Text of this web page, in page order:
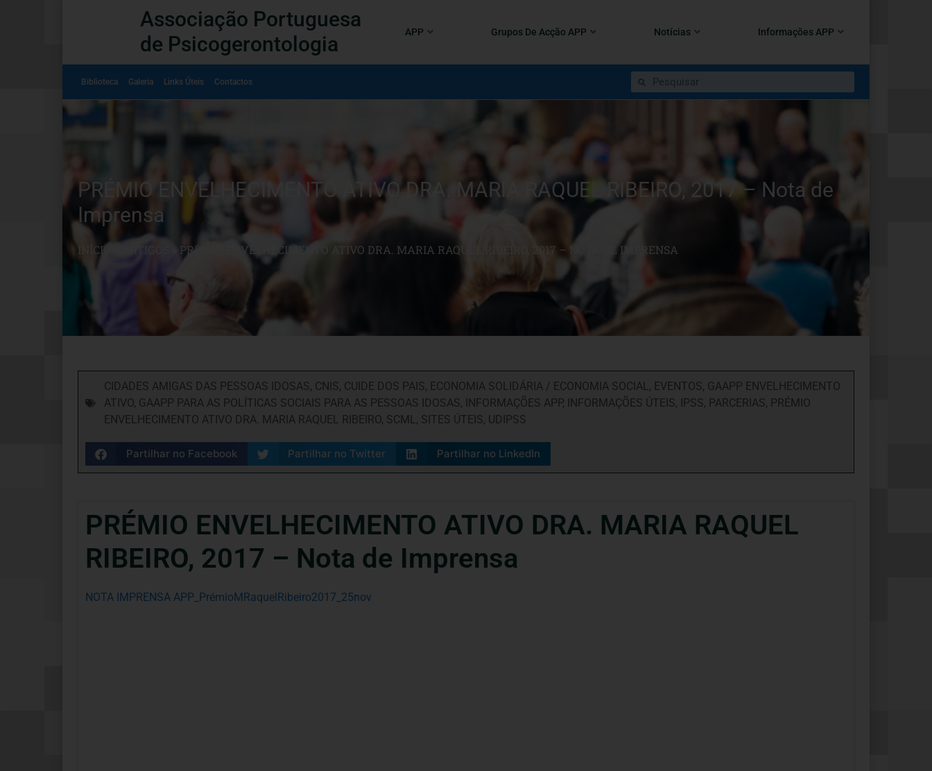
Associação Portuguesa
de Psicogerontologia
APP Grupos De Acção APP Notícias Informações APP
Biblioteca Galeria Links Úteis Contactos
PRÉMIO ENVELHECIMENTO ATIVO DRA. MARIA RAQUEL RIBEIRO, 2017 – Nota de
Imprensa
INÍCIO PRÉMIO ENVELHECIMENTO ATIVO DRA. MARIA RAQUEL RIBEIRO, 2017 – NOTA DE IMPRENSA
CIDADES AMIGAS DAS PESSOAS IDOSAS, CNIS, CUIDE DOS PAIS, ECONOMIA SOLIDÁRIA / ECONOMIA SOCIAL, EVENTOS, GAAPP ENVELHECIMENTO
ATIVO, GAAPP PARA AS POLÍTICAS SOCIAIS PARA AS PESSOAS IDOSAS, INFORMAÇÕES APP, INFORMAÇÕES ÚTEIS, IPSS, PARCERIAS, PRÉMIO
ENVELHECIMENTO ATIVO DRA. MARIA RAQUEL RIBEIRO, SCML, SITES ÚTEIS, UDIPSS
Partilhar no Facebook Partilhar no Twitter Partilhar no LinkedIn
PRÉMIO ENVELHECIMENTO ATIVO DRA. MARIA RAQUEL
RIBEIRO, 2017 – Nota de Imprensa
NOTA IMPRENSA APP_PrémioMRaquelRibeiro2017_25nov